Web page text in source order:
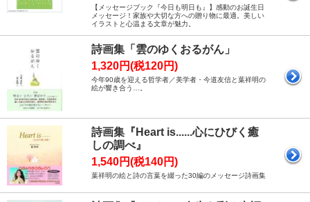
【メッセージブック『今日も明日も』】感動のお誕生日
メッセージ！家族や大切な方への贈り物に最適。美しい
イラストと心温まる文章が魅力。
詩画集「雲のゆくおるがん」
1,320円(税120円)
今年90歳を迎える哲学者／美学者・今道友信と葉祥明の
絵が響き合う…。
詩画集『Heart is......心にひびく癒
しの調べ』
1,540円(税140円)
葉祥明の絵と詩の言葉を綴った30編のメッセージ詩画集